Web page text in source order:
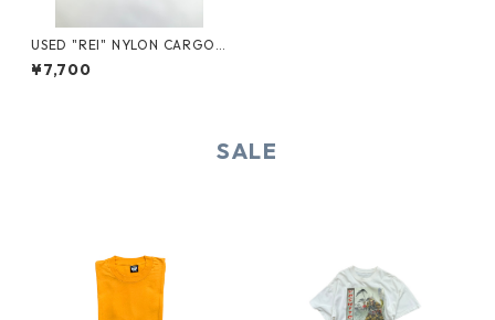
USED "REI" NYLON CARGO S
HORTS
¥7,700
SALE